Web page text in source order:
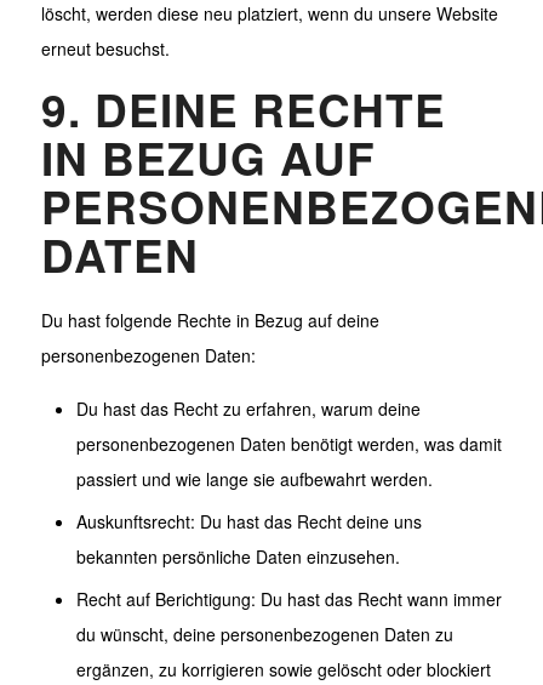
löscht, werden diese neu platziert, wenn du unsere Website
erneut besuchst.
9. DEINE RECHTE
IN BEZUG AUF
DATEN
Du hast folgende Rechte in Bezug auf deine
personenbezogenen Daten:
Du hast das Recht zu erfahren, warum deine
personenbezogenen Daten benötigt werden, was damit
passiert und wie lange sie aufbewahrt werden.
Auskunftsrecht: Du hast das Recht deine uns
bekannten persönliche Daten einzusehen.
Recht auf Berichtigung: Du hast das Recht wann immer
du wünscht, deine personenbezogenen Daten zu
ergänzen, zu korrigieren sowie gelöscht oder blockiert